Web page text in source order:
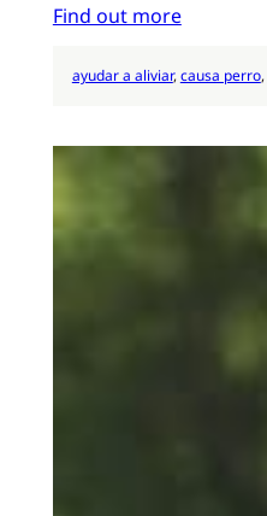
Find out more
ayudar a aliviar, causa perro,